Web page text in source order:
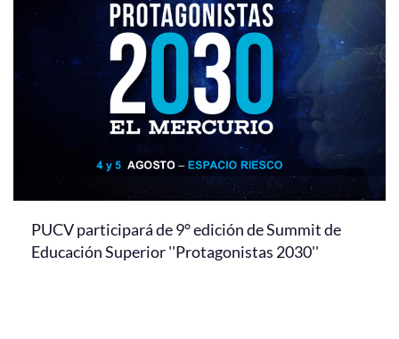
PUCV participará de 9° edición de Summit de
Educación Superior ''Protagonistas 2030''